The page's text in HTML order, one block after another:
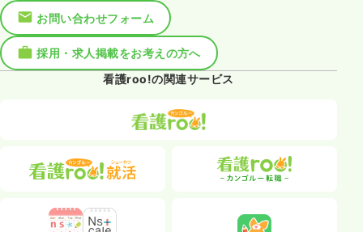
お問い合わせフォーム
採用・求人掲載をお考えの方へ
看護roo!の関連サービス